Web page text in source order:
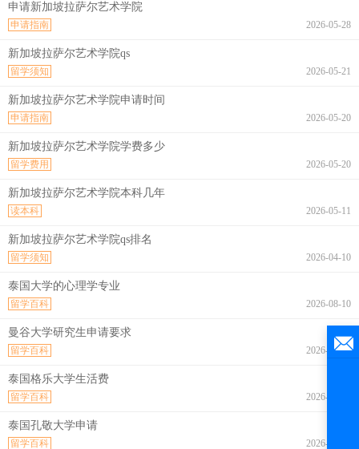
申请新加坡拉萨尔艺术学院
2026-05-28
申请指南
新加坡拉萨尔艺术学院qs
2026-05-21
留学须知
新加坡拉萨尔艺术学院申请时间
2026-05-20
申请指南
新加坡拉萨尔艺术学院学费多少
2026-05-20
留学费用
新加坡拉萨尔艺术学院本科几年
2026-05-11
读本科
新加坡拉萨尔艺术学院qs排名
2026-04-10
留学须知
泰国大学的心理学专业
2026-08-10
留学百科
曼谷大学研究生申请要求
2026-08-10
留学百科
泰国格乐大学生活费
2026-08-10
留学百科
泰国孔敬大学申请
2026-08-10
留学百科